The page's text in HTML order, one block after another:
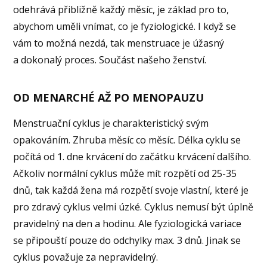
odehrává přibližně každý měsíc, je základ pro to,
abychom uměli vnímat, co je fyziologické. I když se
vám to možná nezdá, tak menstruace je úžasný
a dokonalý proces. Součást našeho ženství.
OD MENARCHÉ AŽ PO MENOPAUZU
Menstruační cyklus je charakteristický svým
opakováním. Zhruba měsíc co měsíc. Délka cyklu se
počítá od 1. dne krvácení do začátku krvácení dalšího.
Ačkoliv normální cyklus může mít rozpětí od 25-35
dnů, tak každá žena má rozpětí svoje vlastní, které je
pro zdravý cyklus velmi úzké. Cyklus nemusí být úplně
pravidelný na den a hodinu. Ale fyziologická variace
se připouští pouze do odchylky max. 3 dnů. Jinak se
cyklus považuje za nepravidelný.